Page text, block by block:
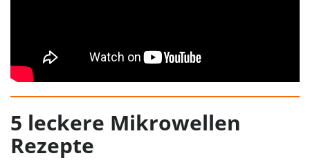
5 leckere Mikrowellen
Rezepte